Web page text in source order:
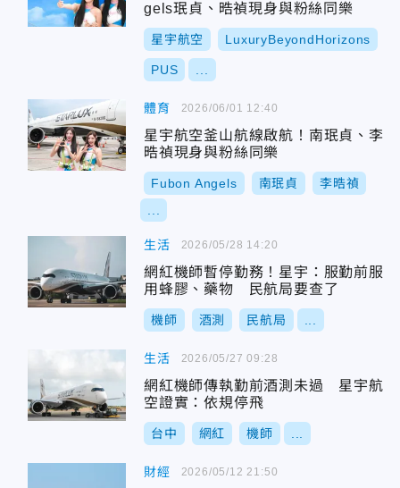
gels珉貞、晧禎現身與粉絲同樂
星宇航空 LuxuryBeyondHorizons
PUS
體育
星宇航空釜山航線啟航！南珉貞、李
晧禎現身與粉絲同樂
Fubon Angels 南珉貞 李晧禎
2026/06/01 12:40
生活
網紅機師暫停勤務！星宇：服勤前服
用蜂膠、藥物 民航局要查了
機師 酒測 民航局
2026/05/28 14:20
生活
網紅機師傳執勤前酒測未過 星宇航
空證實：依規停飛
台中 網紅 機師
2026/05/27 09:28
財經 2026/05/12 21:50